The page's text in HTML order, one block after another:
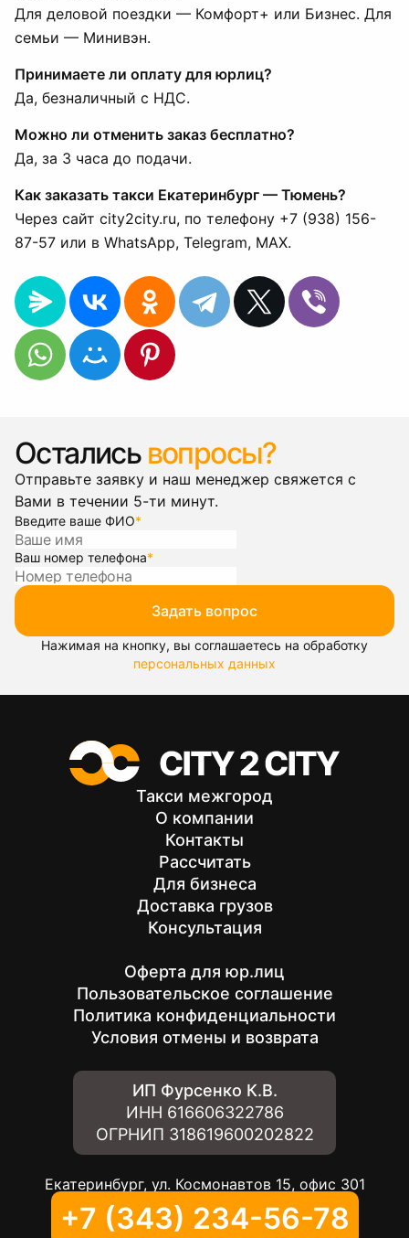
Для деловой поездки — Комфорт+ или Бизнес. Для
семьи — Минивэн.
Принимаете ли оплату для юрлиц?
Да, безналичный с НДС.
Можно ли отменить заказ бесплатно?
Да, за 3 часа до подачи.
Как заказать такси Екатеринбург — Тюмень?
Через сайт city2city.ru, по телефону +7 (938) 156-
87-57 или в WhatsApp, Telegram, MAX.
Остались вопросы?
Отправьте заявку и наш менеджер свяжется с
Вами в течении 5-ти минут.
Введите ваше ФИО*
Ваш номер телефона*
Задать вопрос
Нажимая на кнопку, вы соглашаетесь на обработку
персональных данных
Такси межгород
О компании
Контакты
Рассчитать
Для бизнеса
Доставка грузов
Консультация
Оферта для юр.лиц
Пользовательское соглашение
Политика конфиденциальности
Условия отмены и возврата
ИП Фурсенко К.В.
ИНН 616606322786
ОГРНИП 318619600202822
Екатеринбург, ул. Космонавтов 15, офис 301
+7 (343) 234-56-78